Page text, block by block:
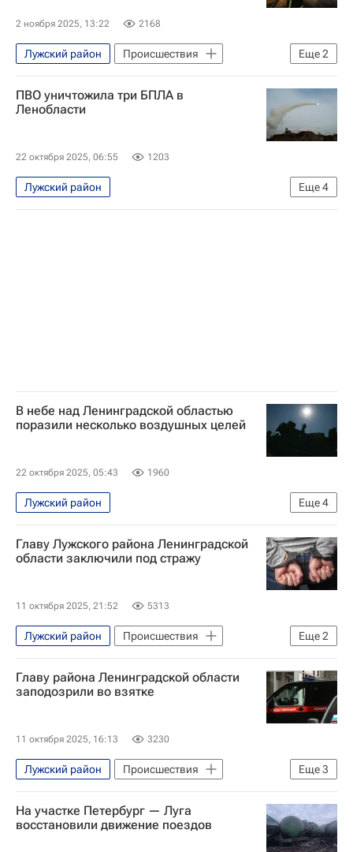
2 ноября 2025, 13:22 2168
Еще2
Лужский район
Происшествия
Ленинградская область
Россия
ПВО уничтожила три БПЛА в
Ленобласти
22 октября 2025, 06:55 1203
Еще4
Лужский район
Специальная военная операция на Украине
В небе над Ленинградской областью
поразили несколько воздушных целей
22 октября 2025, 05:43 1960
Еще4
Лужский район
Специальная военная операция на Украине
Безопасность
Ленинградская область
Главу Лужского района Ленинградской
области заключили под стражу
11 октября 2025, 21:52 5313
Еще2
Лужский район
Происшествия
Санкт-Петербург
Следственный комитет России (СК РФ)
Главу района Ленинградской области
заподозрили во взятке
11 октября 2025, 16:13 3230
Еще3
Лужский район
Происшествия
Ленинградская область
Россия
Следственный комитет России (СК РФ)
На участке Петербург — Луга
восстановили движение поездов